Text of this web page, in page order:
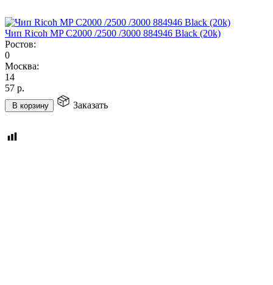
Чип Ricoh MP C2000 /2500 /3000 884946 Black (20k)
Ростов:
0
Москва:
14
57 р.
В корзину Заказать